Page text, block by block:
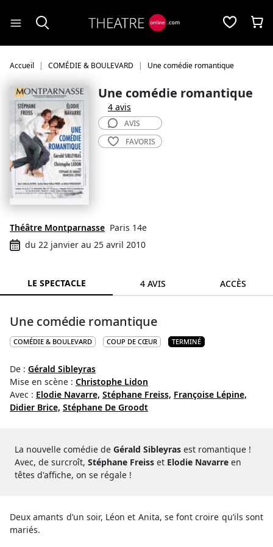
Accueil COMÉDIE & BOULEVARD Une comédie romantique
Une comédie romantique
4 avis
Théâtre Montparnasse Paris 14e
du 22 janvier au 25 avril 2010
AVIS
FAVORIS
LE SPECTACLE 4 AVIS ACCÈS
Une comédie romantique
COMÉDIE & BOULEVARD COUP DE CŒUR TERMINÉ
De : Gérald Sibleyras
Mise en scène : Christophe Lidon
Avec : Elodie Navarre, Stéphane Freiss, Françoise Lépine,
Didier Brice, Stéphane De Groodt
La nouvelle comédie de Gérald Sibleyras est romantique !
Avec, de surcroît, Stéphane Freiss et Elodie Navarre en
têtes d'affiche, on se régale !
Deux amants d’un soir, Léon et Anita, se font croire qu’ils sont
mariés.